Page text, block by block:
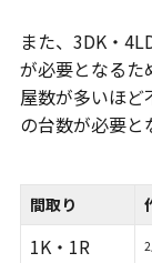
また、3DK・
が必要となるた
屋数が多いほど
の台数が必要と
間取り
1K・1R